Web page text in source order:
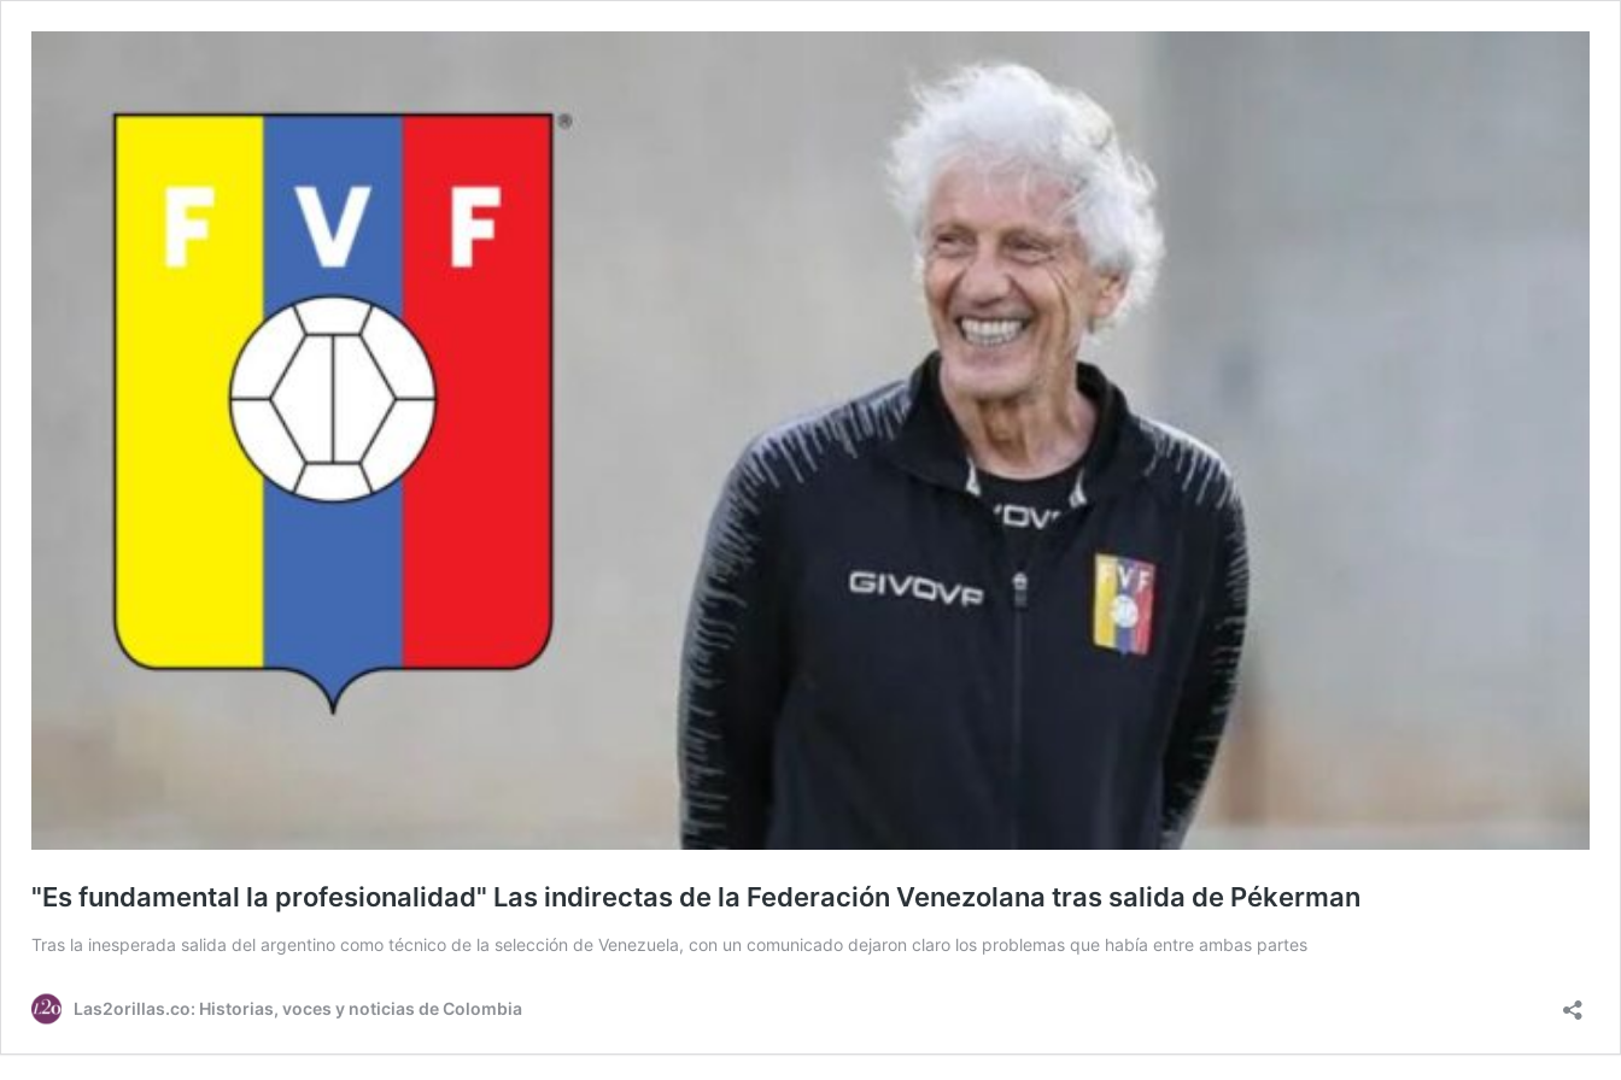
"Es fundamental la profesionalidad" Las indirectas de la Federación Venezolana tras salida de Pékerman
Tras la inesperada salida del argentino como técnico de la selección de Venezuela, con un comunicado dejaron claro los problemas que había entre ambas partes
Las2orillas.co: Historias, voces y noticias de Colombia